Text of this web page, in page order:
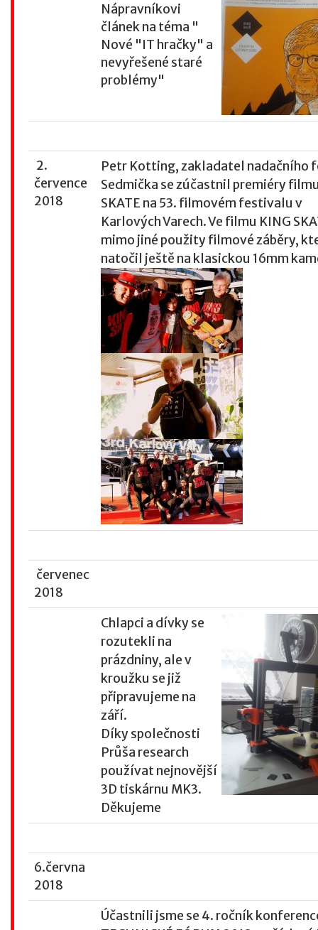
Nápravníkovi
článek na téma "
Nové "IT hračky" a
nevyřešené staré
problémy"
2.
července
2018
Petr Kotting, zakladatel nadačního
Sedmička se zúčastnil premiéry
SKATE na 53. filmovém festivalu v
Karlových Varech. Ve filmu KING
mimo jiné použity filmové záběry,
natočil ještě na klasickou 16mm
červenec
2018
Chlapci a dívky se
rozutekli na
prázdniny, ale v
kroužku se již
připravujeme na
září.
Díky společnosti
Průša research
používat nejnovější
3D tiskárnu MK3.
Děkujeme
6.června
2018
Účastnili jsme se 4. ročník